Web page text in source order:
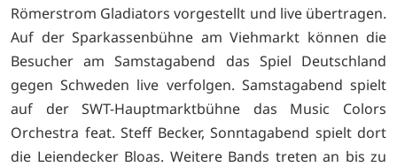
Römerstrom Gladiators vorgestellt und live übertragen.
Auf der Sparkassenbühne am Viehmarkt können die
Besucher am Samstagabend das Spiel Deutschland
gegen Schweden live verfolgen. Samstagabend spielt
auf der SWT-Hauptmarktbühne das Music Colors
Orchestra feat. Steff Becker, Sonntagabend spielt dort
die Leiendecker Bloas. Weitere Bands treten an bis zu